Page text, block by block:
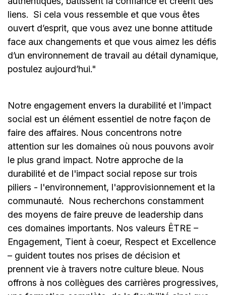
liens. Si cela vous ressemble et que vous êtes
ouvert d’esprit, que vous avez une bonne attitude
face aux changements et que vous aimez les défis
d’un environnement de travail au détail dynamique,
postulez aujourd’hui."
Notre engagement envers la durabilité et l'impact
social est un élément essentiel de notre façon de
faire des affaires. Nous concentrons notre
attention sur les domaines où nous pouvons avoir
le plus grand impact. Notre approche de la
durabilité et de l'impact social repose sur trois
piliers - l'environnement, l'approvisionnement et la
communauté.
Nous recherchons constamment
des moyens de faire preuve de leadership dans
ces domaines importants. Nos valeurs ÊTRE –
Engagement, Tient à coeur, Respect et Excellence
– guident toutes nos prises de décision et
prennent vie à travers notre culture bleue. Nous
offrons à nos collègues des carrières progressives,